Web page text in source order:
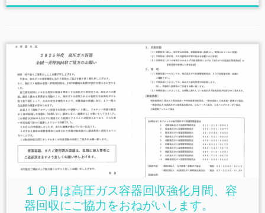
１０月は高圧ガス容器回収強化月間、容
器回収にご協力をおねがいします。